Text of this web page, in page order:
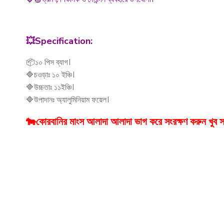
💥Specification:
📦১০ পিস ব্যাগ।
🔷চওড়াঃ ১০ ইঞ্চি।
🔷উচ্চতাঃ ১১ইঞ্চি।
🔷উপাদানঃ অ্যালুমিনিয়াম ফয়েল।
🐄কোরবানির মাংস আলাদা আলাদা ভাগ করে সংরক্ষণ করুন খুব